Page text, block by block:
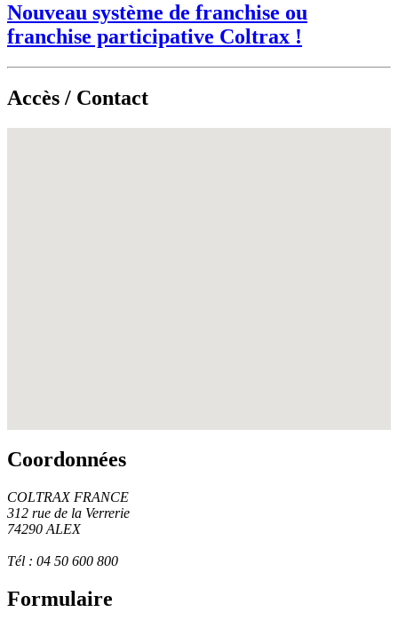
Nouveau système de franchise ou
franchise participative Coltrax !
Accès / Contact
Coordonnées
COLTRAX FRANCE
312 rue de la Verrerie
74290 ALEX
Tél : 04 50 600 800
Formulaire